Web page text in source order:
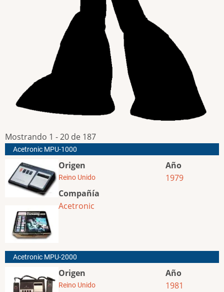
Mostrando 1 - 20 de 187
Acetronic MPU-1000
Origen
Reino Unido
Compañía
Acetronic
Año
1979
Acetronic MPU-2000
Origen
Reino Unido
Año
1981